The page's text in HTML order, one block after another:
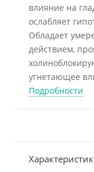
влияние на
ослабляет
Обладает
действием,
угнетающее
Подробности